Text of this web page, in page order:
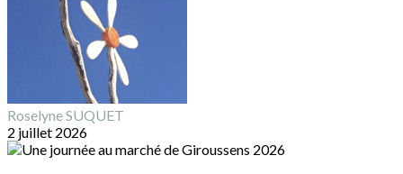
Roselyne SUQUET
2 juillet 2026